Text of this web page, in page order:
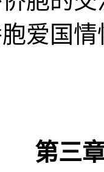
爱国
第三